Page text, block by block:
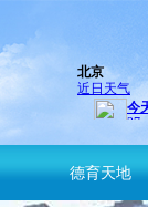
德育天地